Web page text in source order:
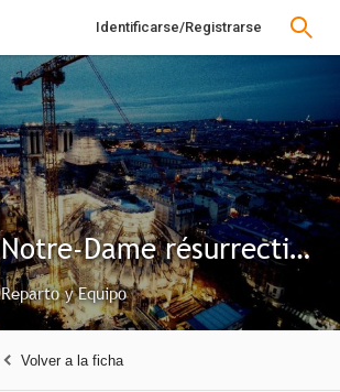
Identificarse/Registrarse
Notre-Dame résurrection
Reparto y Equipo
Volver a la ficha